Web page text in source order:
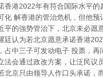
香港2022年有符合国际水平的
化 解香港的管治危机，但他预
平的強势管治下，北京未必愿
廷认为若北京愿意承诺香港
占中三子可发动电子 投票，再
法会通过政改方案，让泛民议
北京只由领导人作口头承诺，